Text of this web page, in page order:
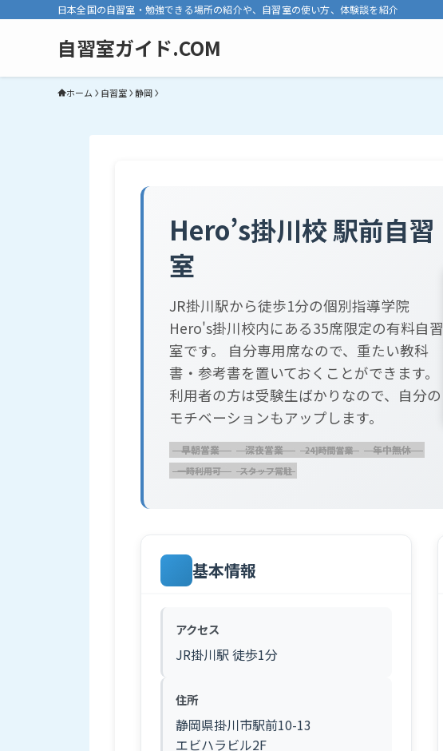
日本全国の自習室・勉強できる場所の紹介や、自習室の使い方、体験談を紹介
自習室ガイド.COM
ホーム 自習室 静岡
Hero’s掛川校 駅前自習
室
JR掛川駅から徒歩1分の個別指導学院
Hero's掛川校内にある35席限定の有料自習
室です。 自分専用席なので、重たい教科
書・参考書を置いておくことができます。
利用者の方は受験生ばかりなので、自分の
モチベーションもアップします。
基本情報
アクセス
JR掛川駅 徒歩1分
住所
静岡県掛川市駅前10-13
エビハラビル2F